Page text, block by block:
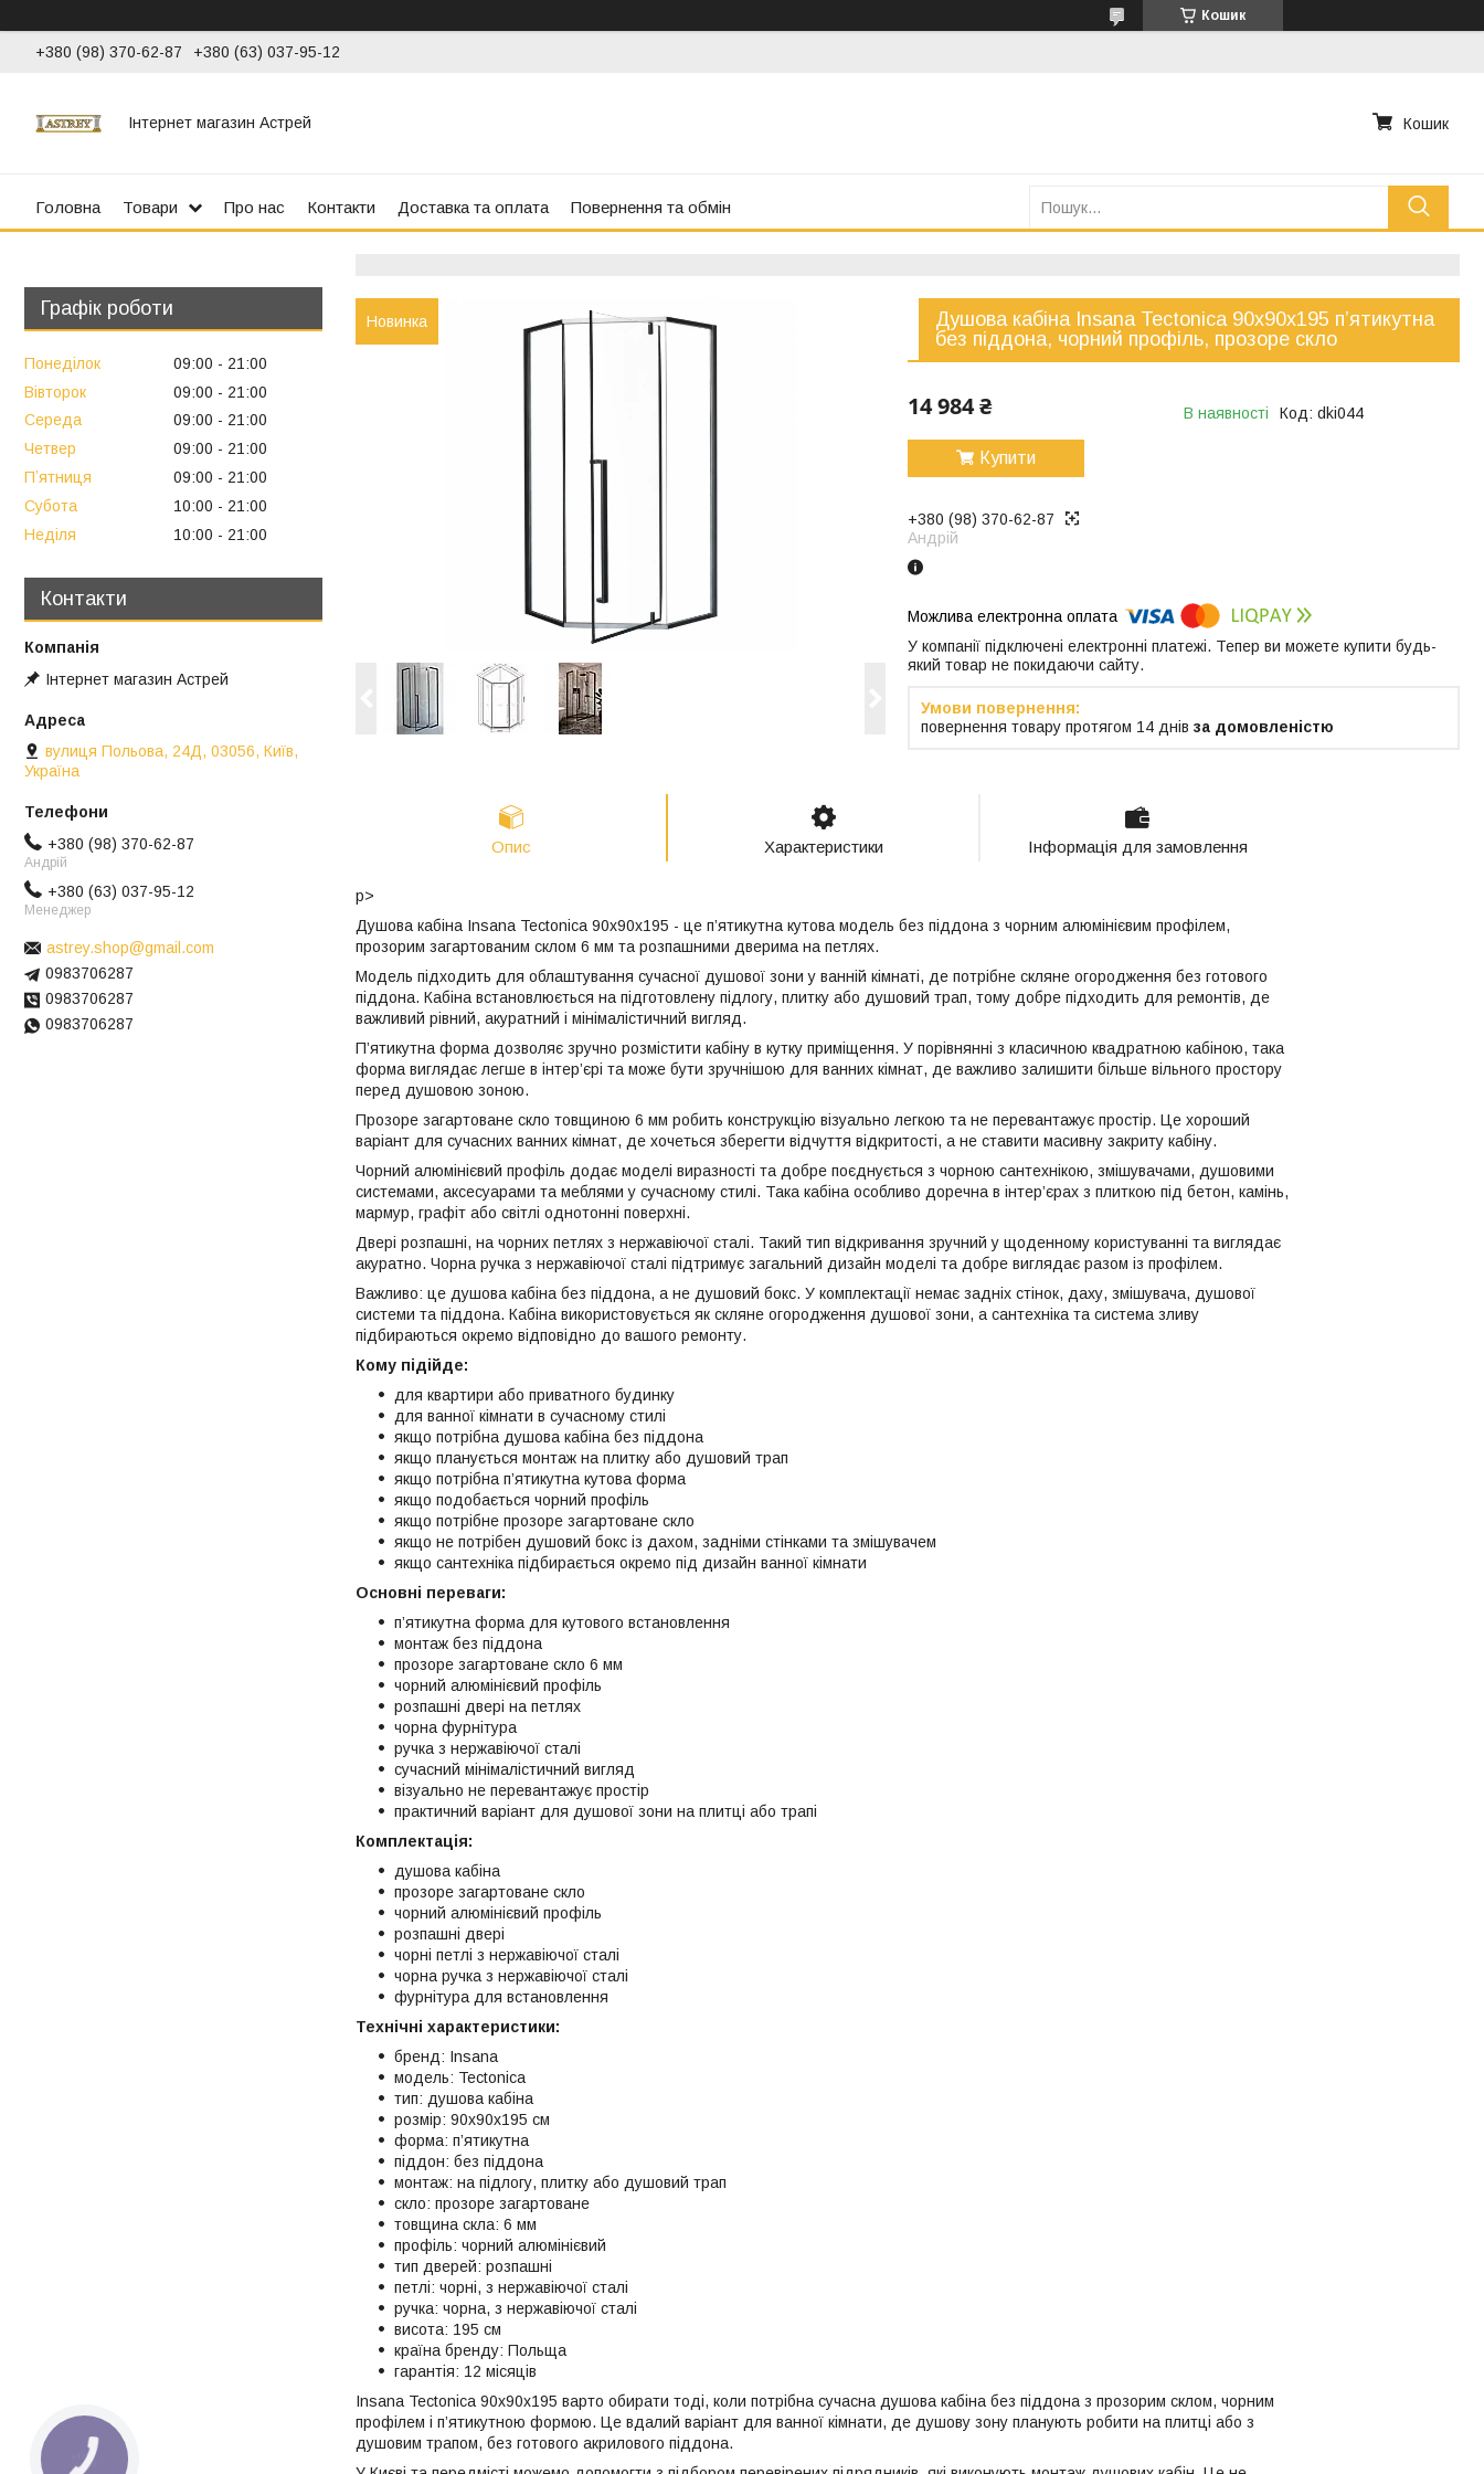
Кошик
+380 (98) 370-62-87 +380 (63) 037-95-12
Інтернет магазин Астрей Кошик
Головна Товари Про нас Контакти Доставка та оплата Повернення та обмін
Новинка
Душова кабіна Insana Tectonica 90x90x195 п’ятикутна
без піддона, чорний профіль, прозоре скло
14 984 ₴ В наявності Код: dki044
Купити
+380 (98) 370-62-87
Андрій
У компанії підключені електронні платежі. Тепер ви можете купити будь-
який товар не покидаючи сайту.
повернення товару протягом 14 днів за домовленістю
Опис Характеристики Інформація для замовлення
p>
Душова кабіна Insana Tectonica 90x90x195 - це п’ятикутна кутова модель без піддона з чорним алюмінієвим профілем,
прозорим загартованим склом 6 мм та розпашними дверима на петлях.
Модель підходить для облаштування сучасної душової зони у ванній кімнаті, де потрібне скляне огородження без готового
піддона. Кабіна встановлюється на підготовлену підлогу, плитку або душовий трап, тому добре підходить для ремонтів, де
важливий рівний, акуратний і мінімалістичний вигляд.
П’ятикутна форма дозволяє зручно розмістити кабіну в кутку приміщення. У порівнянні з класичною квадратною кабіною, така
форма виглядає легше в інтер’єрі та може бути зручнішою для ванних кімнат, де важливо залишити більше вільного простору
перед душовою зоною.
Прозоре загартоване скло товщиною 6 мм робить конструкцію візуально легкою та не перевантажує простір. Це хороший
варіант для сучасних ванних кімнат, де хочеться зберегти відчуття відкритості, а не ставити масивну закриту кабіну.
Чорний алюмінієвий профіль додає моделі виразності та добре поєднується з чорною сантехнікою, змішувачами, душовими
системами, аксесуарами та меблями у сучасному стилі. Така кабіна особливо доречна в інтер’єрах з плиткою під бетон, камінь,
мармур, графіт або світлі однотонні поверхні.
Двері розпашні, на чорних петлях з нержавіючої сталі. Такий тип відкривання зручний у щоденному користуванні та виглядає
акуратно. Чорна ручка з нержавіючої сталі підтримує загальний дизайн моделі та добре виглядає разом із профілем.
Важливо: це душова кабіна без піддона, а не душовий бокс. У комплектації немає задніх стінок, даху, змішувача, душової
системи та піддона. Кабіна використовується як скляне огородження душової зони, а сантехніка та система зливу
підбираються окремо відповідно до вашого ремонту.
Кому підійде:
для квартири або приватного будинку
для ванної кімнати в сучасному стилі
якщо потрібна душова кабіна без піддона
якщо планується монтаж на плитку або душовий трап
якщо потрібна п’ятикутна кутова форма
якщо подобається чорний профіль
якщо потрібне прозоре загартоване скло
якщо не потрібен душовий бокс із дахом, задніми стінками та змішувачем
якщо сантехніка підбирається окремо під дизайн ванної кімнати
Основні переваги:
п’ятикутна форма для кутового встановлення
монтаж без піддона
прозоре загартоване скло 6 мм
чорний алюмінієвий профіль
розпашні двері на петлях
чорна фурнітура
ручка з нержавіючої сталі
сучасний мінімалістичний вигляд
візуально не перевантажує простір
практичний варіант для душової зони на плитці або трапі
Комплектація:
душова кабіна
прозоре загартоване скло
чорний алюмінієвий профіль
розпашні двері
чорні петлі з нержавіючої сталі
чорна ручка з нержавіючої сталі
фурнітура для встановлення
Технічні характеристики:
бренд: Insana
модель: Tectonica
тип: душова кабіна
розмір: 90x90x195 см
форма: п’ятикутна
піддон: без піддона
монтаж: на підлогу, плитку або душовий трап
скло: прозоре загартоване
товщина скла: 6 мм
профіль: чорний алюмінієвий
тип дверей: розпашні
петлі: чорні, з нержавіючої сталі
ручка: чорна, з нержавіючої сталі
висота: 195 см
країна бренду: Польща
гарантія: 12 місяців
Insana Tectonica 90x90x195 варто обирати тоді, коли потрібна сучасна душова кабіна без піддона з прозорим склом, чорним
профілем і п’ятикутною формою. Це вдалий варіант для ванної кімнати, де душову зону планують робити на плитці або з
душовим трапом, без готового акрилового піддона.
Графік роботи
Понеділок 09:00
21:00
Вівторок
09:00
21:00
Середа
09:00
21:00
Четвер
09:00
21:00
Пʼятниця
09:00
21:00
Субота
10:00
21:00
Неділя
10:00 21:00
Контакти
Інтернет магазин Астрей
вулиця Польова, 24Д, 03056, Київ,
Україна
+380 (98) 370-62-87
Андрій
+380 (63) 037-95-12
Менеджер
astrey.shop@gmail.com
0983706287
0983706287
0983706287
КНОПКА
ЗВ'ЯЗКУ